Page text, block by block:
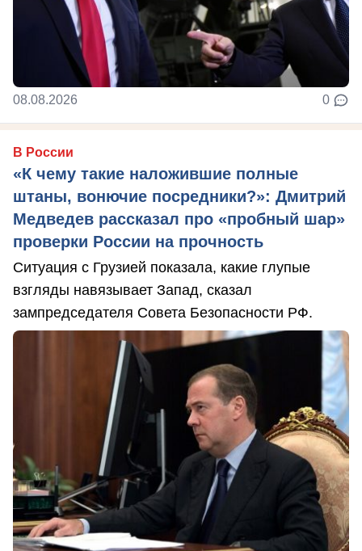
08.08.2026 0
В России
«К чему такие наложившие полные
штаны, вонючие посредники?»: Дмитрий
Медведев рассказал про «пробный шар»
проверки России на прочность
Ситуация с Грузией показала, какие глупые
взгляды навязывает Запад, сказал
зампредседателя Совета Безопасности РФ.